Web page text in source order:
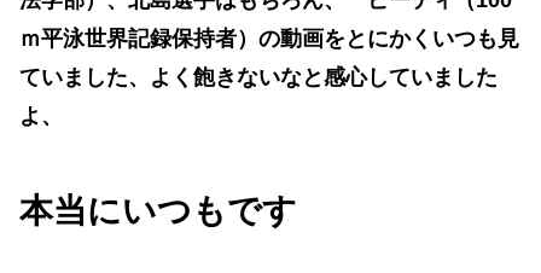
ｍ平泳世界記録保持者）の動画をとにかくいつも見
ていました、よく飽きないなと感心していました
よ、
本当にいつもです